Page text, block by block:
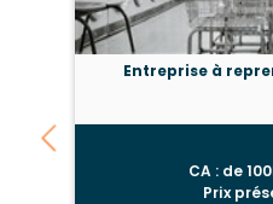
Entreprise à
CA : de
Prix